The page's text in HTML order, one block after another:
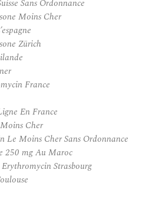
Sans Ordonnance
Moins Cher
Zürich
France
En France
Cher
Le Moins Cher Sans Ordonnance
250 mg Au Maroc
Strasbourg